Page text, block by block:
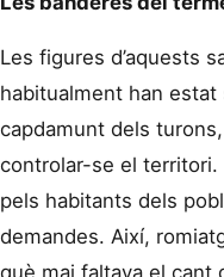
Les figures d’aquests
habitualment han
capdamunt dels
controlar-se el
pels habitants dels
demandes. Així,